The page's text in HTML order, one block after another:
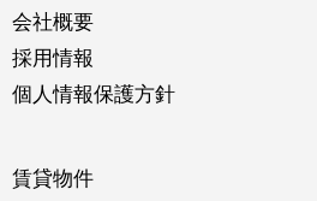
会社概要
採用情報
個人情報保護方針
賃貸物件